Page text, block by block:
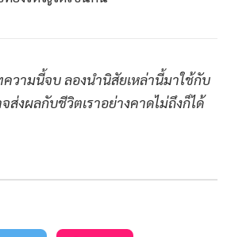
วามนี้จบ ลองนำนิสัยเหล่านี้มาใช้กับ
ส่งผลกับชีวิตเราอย่างคาดไม่ถึงก็ได้